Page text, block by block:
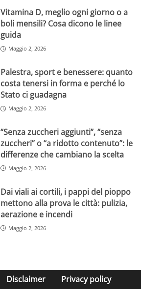
Vitamina D, meglio ogni giorno o a
boli mensili? Cosa dicono le linee
guida
Maggio 2, 2026
Palestra, sport e benessere: quanto
costa tenersi in forma e perché lo
Stato ci guadagna
Maggio 2, 2026
“Senza zuccheri aggiunti”, “senza
zuccheri” o “a ridotto contenuto”: le
differenze che cambiano la scelta
Maggio 2, 2026
Dai viali ai cortili, i pappi del pioppo
mettono alla prova le città: pulizia,
aerazione e incendi
Maggio 2, 2026
Disclaimer Privacy policy